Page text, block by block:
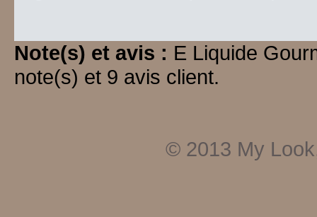
Note(s) et avis : E Liquide
note(s) et 9 avis client.
© 2013 My Look